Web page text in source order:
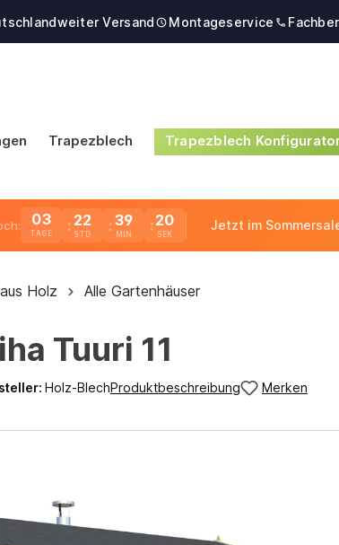
Versand Montageservice
Trapezblech Trapezblech
03
TAGE
22 39 19 Jetzt im
Holz Alle Gartenhäuser
Tuuri 11
Holz-BlechProduktbeschreibung Merken